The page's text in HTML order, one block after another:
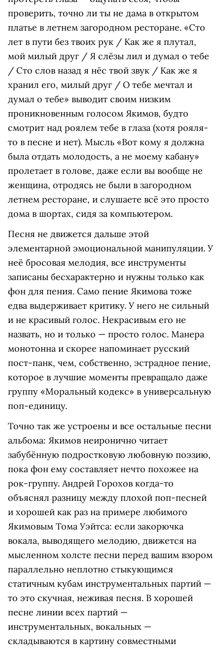
проверить, точно ли ты не дама в открытом
платье в летнем загородном ресторане. «Сто
лет в пути без твоих рук / Как же я плутал,
мой милый друг / Я слёзы лил и думал о тебе
/ Сто слов назад я нёс твой звук / Как же я
хранил его, милый друг / О тебе мечтал и
думал о тебе» выводит своим низким
проникновенным голосом Якимов, будто
смотрит над роялем тебе в глаза (хотя рояля-
то в песне и нет). Мысль «Вот кому я должна
была отдать молодость, а не моему кабану»
пролетает в голове, даже если вы вообще не
женщина, отродясь не были в загородном
летнем ресторане, и слушаете всё это просто
дома в шортах, сидя за компьютером.
Песня не движется дальше этой
элементарной эмоциональной манипуляции. У
неё бросовая мелодия, все инструменты
записаны бесхарактерно и нужны только как
фон для пения. Само пение Якимова тоже
едва выдерживает критику. У него не сильный
и не красивый голос. Некрасивым его не
назвать, но и только — просто голос. Манера
монотонна и скорее напоминает русский
пост-панк, чем, собственно, эстрадное пение,
которое в лучшие моменты превращало даже
группу «Моральный кодекс» в универсальную
поп-единицу.
Точно так же устроены и все остальные песни
альбома: Якимов неиронично читает
забубённую подростковую любовную поэзию,
пока фон ему составляет нечто похожее на
рок-группу. Андрей Горохов когда-то
объяснял разницу между плохой поп-песней
и хорошей как раз на примере любимого
Якимовым Тома Уэйтса: если закорючка
вокала, выводящего мелодию, движется на
мысленном холсте песни перед вашим взором
параллельно неплотно стыкующимся
статичным кубам инструментальных партий —
то это скучная, неживая песня. В хорошей
песне линии всех партий —
инструментальных, вокальных —
складываются в картину совместными